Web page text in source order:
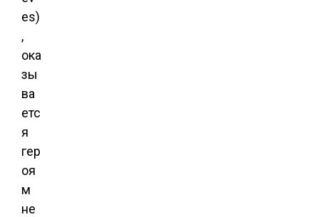
es)
,
ока
зы
ва
етс
я
гер
оя
м
не